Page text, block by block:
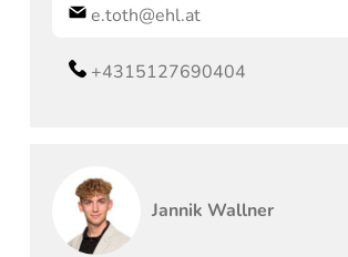
e.toth@ehl.at
+4315127690404
Jannik Wallner